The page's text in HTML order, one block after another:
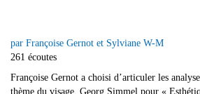
par Françoise Gernot et Sylviane W-M
261 écoutes
Françoise Gernot a choisi d’articuler les
thème du visage, Georg Simmel pour «